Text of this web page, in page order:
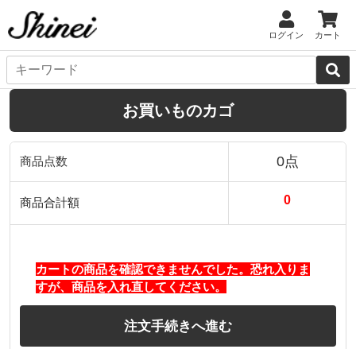
ログイン カート
お買いものカゴ
商品点数 0点
商品合計額 0
カートの商品を確認できませんでした。恐れ入りま
すが、商品を入れ直してください。
注文手続きへ進む